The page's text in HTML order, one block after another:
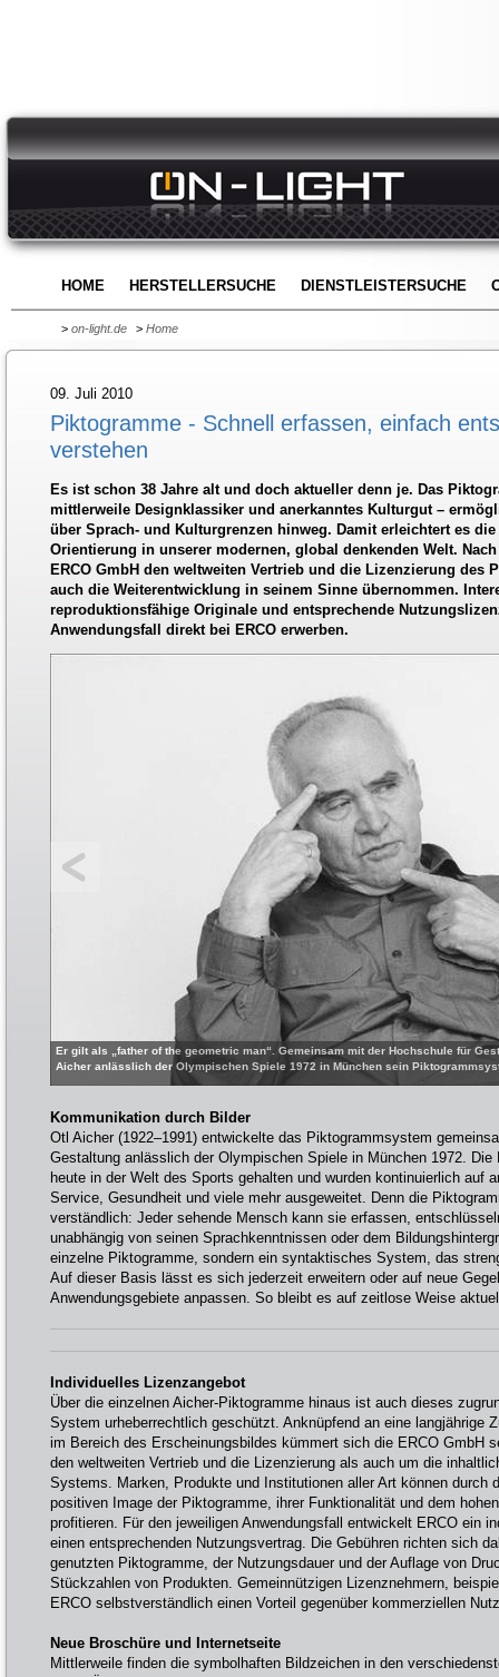
HOME HERSTELLERSUCHE DIENSTLEISTERSUCHE
> on-light.de > Home
09. Juli 2010
Piktogramme - Schnell erfassen, einfach
verstehen
Es ist schon 38 Jahre alt und doch aktueller denn je. Das
mittlerweile Designklassiker und anerkanntes Kulturgut –
über Sprach- und Kulturgrenzen hinweg. Damit erleichtert es
Orientierung in unserer modernen, global denkenden Welt.
ERCO GmbH den weltweiten Vertrieb und die Lizenzierung des
auch die Weiterentwicklung in seinem Sinne übernommen.
reproduktionsfähige Originale und entsprechende
Anwendungsfall direkt bei ERCO erwerben.
Er gilt als „father of the geometric man“. Gemeinsam mit der Hochschule für
Aicher anlässlich der Olympischen Spiele 1972 in München sein
Kommunikation durch Bilder
Otl Aicher (1922–1991) entwickelte das Piktogrammsystem
Gestaltung anlässlich der Olympischen Spiele in München 1972.
heute in der Welt des Sports gehalten und wurden kontinuierlich auf
Service, Gesundheit und viele mehr ausgeweitet. Denn die
verständlich: Jeder sehende Mensch kann sie erfassen,
unabhängig von seinen Sprachkenntnissen oder dem
einzelne Piktogramme, sondern ein syntaktisches System, das
Auf dieser Basis lässt es sich jederzeit erweitern oder auf neue
Anwendungsgebiete anpassen. So bleibt es auf zeitlose Weise
Individuelles Lizenzangebot
Über die einzelnen Aicher-Piktogramme hinaus ist auch dieses
System urheberrechtlich geschützt. Anknüpfend an eine langjährige
im Bereich des Erscheinungsbildes kümmert sich die ERCO GmbH
den weltweiten Vertrieb und die Lizenzierung als auch um die
Systems. Marken, Produkte und Institutionen aller Art können durch
positiven Image der Piktogramme, ihrer Funktionalität und dem
profitieren. Für den jeweiligen Anwendungsfall entwickelt ERCO ein
einen entsprechenden Nutzungsvertrag. Die Gebühren richten sich
genutzten Piktogramme, der Nutzungsdauer und der Auflage von
Stückzahlen von Produkten. Gemeinnützigen Lizenznehmern,
ERCO selbstverständlich einen Vorteil gegenüber kommerziellen
Neue Broschüre und Internetseite
Mittlerweile finden die symbolhaften Bildzeichen in den